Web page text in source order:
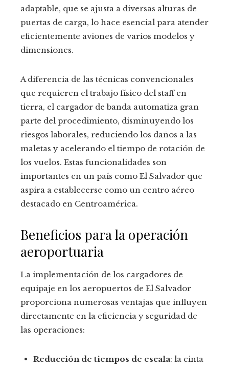
adaptable, que se ajusta a diversas alturas de
puertas de carga, lo hace esencial para atender
eficientemente aviones de varios modelos y
dimensiones.
A diferencia de las técnicas convencionales
que requieren el trabajo físico del staff en
tierra, el cargador de banda automatiza gran
parte del procedimiento, disminuyendo los
riesgos laborales, reduciendo los daños a las
maletas y acelerando el tiempo de rotación de
los vuelos. Estas funcionalidades son
importantes en un país como El Salvador que
aspira a establecerse como un centro aéreo
destacado en Centroamérica.
Beneficios para la operación
aeroportuaria
La implementación de los cargadores de
equipaje en los aeropuertos de El Salvador
proporciona numerosas ventajas que influyen
directamente en la eficiencia y seguridad de
las operaciones:
Reducción de tiempos de escala: la cinta